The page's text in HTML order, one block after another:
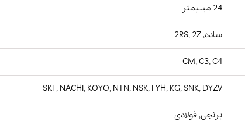
24 میلیمتر
ساده, 2RS, 2Z
CM, C3, C4
SKF, NACHI, KOYO, NTN, NSK, FYH, KG, SNK, DYZV
برنجی, فولادی